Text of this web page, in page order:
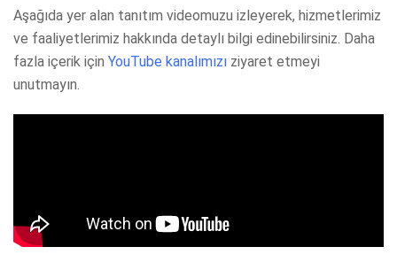
Aşağıda yer alan tanıtım videomuzu izleyerek, hizmetlerimiz
ve faaliyetlerimiz hakkında detaylı bilgi edinebilirsiniz. Daha
fazla içerik için YouTube kanalımızı ziyaret etmeyi
unutmayın.